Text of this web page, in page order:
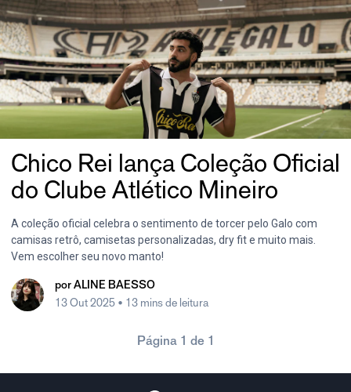
Chico Rei lança Coleção Oficial
do Clube Atlético Mineiro
A coleção oficial celebra o sentimento de torcer pelo Galo com
camisas retrô, camisetas personalizadas, dry fit e muito mais.
Vem escolher seu novo manto!
por ALINE BAESSO
13 Out 2025 • 13 mins de leitura
Página 1 de 1